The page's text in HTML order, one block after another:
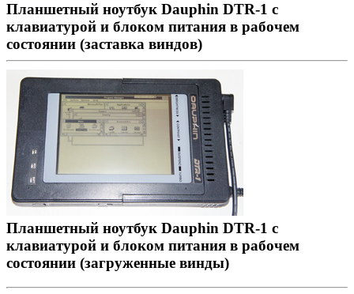
Планшетный ноутбук Dauphin DTR-1 с
клавиатурой и блоком питания в рабочем
состоянии (заставка виндов)
Планшетный ноутбук Dauphin DTR-1 с
клавиатурой и блоком питания в рабочем
состоянии (загруженные винды)